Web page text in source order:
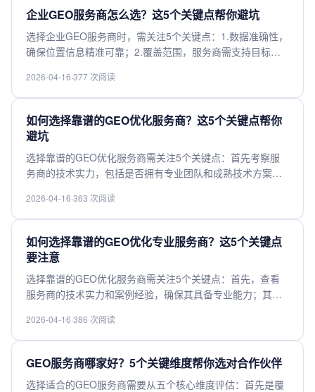
隐藏费用。最后建议选择能提供定制化解决方案的服务商，
确保服务符合业务需求。实地考察或试用服务有助于判断其
真实水平。
企业GEO服务商怎么选？这5个关键点帮你避坑
选择企业GEO服务商时，需关注5个关键点：1.数据准确性，
确保位置信息精准可靠；2.覆盖范围，服务商需支持目标区
4.成本效益，合理评估价格与服务匹配度；5.合规性，确保符
合数据隐私法规要求。综合考量这些因素，可有效避免踩
坑，选择最适合的GEO服务商。
2026-04-16·377 次阅读
如何选择靠谱的GEO优化服务商？这5个关键点帮你
避坑
选择靠谱的GEO优化服务商需关注5个关键点：首先考察服
务商的技术实力，包括是否拥有专业团队和成熟技术方案；
商；第三评估服务响应速度，确保能及时解决问题；第四核
实数据准确性，避免因数据误差影响决策；最后比较性价
比，选择在预算范围内能提供最优服务的供应商。综合考量
这些因素可有效规避合作风险。
2026-04-16·363 次阅读
如何选择靠谱的GEO优化专业服务商？这5个关键点
要注意
选择靠谱的GEO优化服务商需关注5个关键点：首先，查看
服务商的技术实力和案例经验，确保其具备专业能力；其
第三，了解服务商的本地化服务能力，能否针对特定地区提
供定制方案；第四，评估售后支持体系，确保问题能及时解
决；最后，比较价格与服务的性价比，避免盲目选择低价服
务。综合考量这些因素，才能找到真正专业的合作伙伴。
2026-04-16·386 次阅读
GEO服务商哪家好？5个关键维度帮你选对合作伙伴
选择适合的GEO服务商需要从五个核心维度评估：首先是覆